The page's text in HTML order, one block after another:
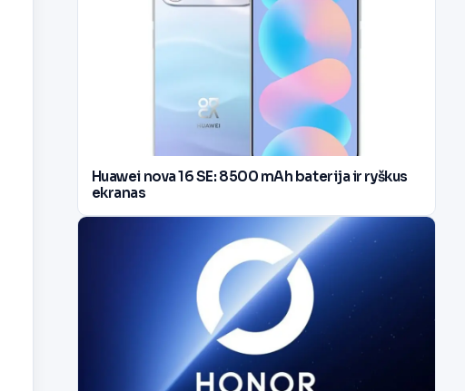
Huawei nova 16 SE: 8500 mAh baterija ir ryškus
ekranas